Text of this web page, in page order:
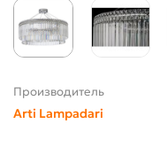
Производитель
Arti Lampadari